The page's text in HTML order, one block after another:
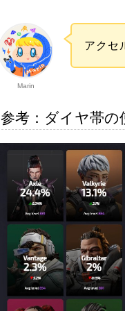
Marin
アクセ
参考：ダイヤ帯の